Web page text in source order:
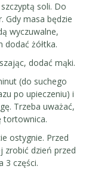
soli. Do
Gdy masa będzie
wyczuwalne,
żółtka.
dodać mąki.
(do suchego
po upieczeniu) i
Trzeba uważać,
tortownica.
ostygnie. Przed
zrobić dzień przed
3 części.